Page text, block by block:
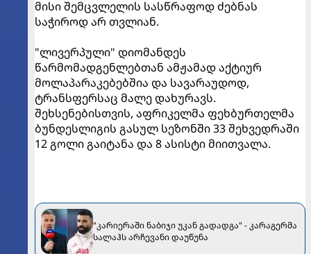
მისი შემცვლელის სასწრაფოდ ძებნას
საჭიროდ არ თვლიან.
"ლივერპული" დიომანდეს
წარმომადგენლებთან ამჟამად აქტიურ
მოლაპარაკებებშია და სავარაუდოდ,
ტრანსფერსაც მალე დახურავს.
შეხსენებისთვის, აფრიკელმა ფეხბურთელმა
ბუნდესლიგის გასულ სეზონში 33 შეხვედრაში
12 გოლი გაიტანა და 8 ასისტი მიითვალა.
"კარიერაში ნაბიჯი უკან გადადგა" - კარაგერმა
სალაჰს არჩევანი დაუწუნა